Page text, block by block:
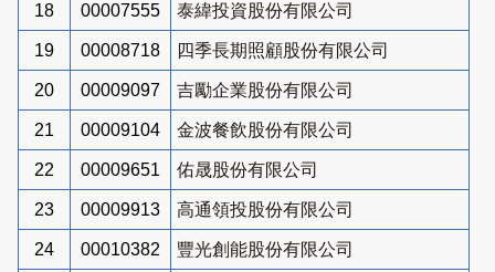
18 00007555 泰緯投資股份有限公司
19 00008718 四季長期照顧股份有限公司
20 00009097 吉勵企業股份有限公司
21 00009104 金波餐飲股份有限公司
22 00009651 佑晟股份有限公司
23 00009913 高通領投股份有限公司
24 00010382 豐光創能股份有限公司